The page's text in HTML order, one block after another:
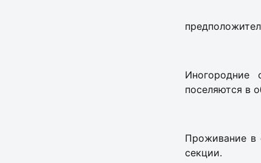
Иногородние
поселяются в
Проживание в
секции.